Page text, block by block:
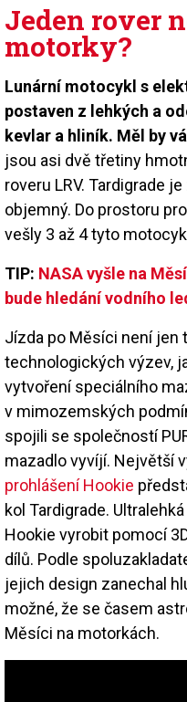
Jeden rover
motorky?
Lunární motocykl s
postaven z lehkých a
kevlar a hliník. Měl by
jsou asi dvě třetiny
roveru LRV. Tardigrade
objemný. Do prostoru
vešly 3 až 4 tyto
TIP: NASA vyšle na
bude hledání vodního
Jízda po Měsíci není jen
technologických výzev,
vytvoření speciálního
v mimozemských
spojili se společností
mazadlo vyvíjí. Největší
prohlášení Hookie
kol Tardigrade.
Hookie vyrobit pomocí
dílů. Podle
jejich design zanechal
možné, že se časem
Měsíci na motorkách.